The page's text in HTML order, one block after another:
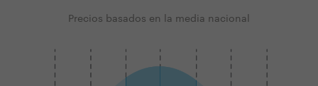
Precios basados en la media nacional